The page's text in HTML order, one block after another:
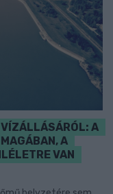
A
A
VAN